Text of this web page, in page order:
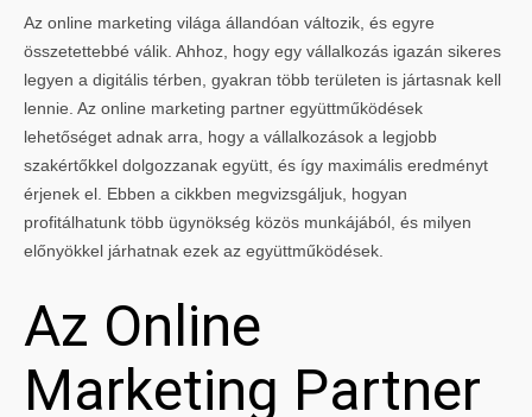
Az online marketing világa állandóan változik, és egyre
összetettebbé válik. Ahhoz, hogy egy vállalkozás igazán sikeres
legyen a digitális térben, gyakran több területen is jártasnak kell
lennie. Az online marketing partner együttműködések
lehetőséget adnak arra, hogy a vállalkozások a legjobb
szakértőkkel dolgozzanak együtt, és így maximális eredményt
érjenek el. Ebben a cikkben megvizsgáljuk, hogyan
profitálhatunk több ügynökség közös munkájából, és milyen
előnyökkel járhatnak ezek az együttműködések.
Az Online
Marketing Partner